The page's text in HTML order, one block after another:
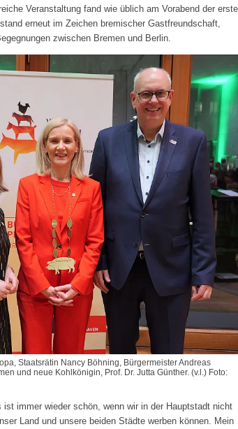
Veranstaltung fand wie üblich am Vorabend der
erneut im Zeichen bremischer Gastfreundschaft,
zwischen Bremen und Berlin.
Staatsrätin Nancy Böhning, Bürgermeister Andreas
und neue Kohlkönigin, Prof. Dr. Jutta Günther. (v.l.) Foto:
ist immer wieder schön, wenn wir in der Hauptstadt nicht
Land und unsere beiden Städte werben können. Mein